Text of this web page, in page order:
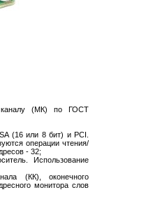
каналу (МК) по ГОСТ
(16 или 8 бит) и PCI.
операции чтения/
- 32;
Использование
(КК), оконечного
монитора слов